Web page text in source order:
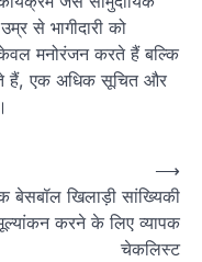
से भागीदारी को
केवल मनोरंजन करते हैं बल्कि
हैं, एक अधिक सूचित और
बेसबॉल खिलाड़ी सांख्यिकी
करने के लिए व्यापक
चेकलिस्ट
⟶